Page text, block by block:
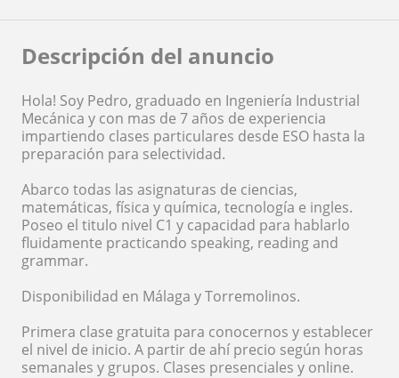
Descripción del anuncio
Hola! Soy Pedro, graduado en Ingeniería Industrial
Mecánica y con mas de 7 años de experiencia
impartiendo clases particulares desde ESO hasta la
preparación para selectividad.
Abarco todas las asignaturas de ciencias,
matemáticas, física y química, tecnología e ingles.
Poseo el titulo nivel C1 y capacidad para hablarlo
fluidamente practicando speaking, reading and
grammar.
Disponibilidad en Málaga y Torremolinos.
Primera clase gratuita para conocernos y establecer
el nivel de inicio. A partir de ahí precio según horas
semanales y grupos. Clases presenciales y online.